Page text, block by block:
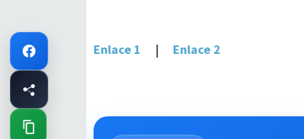
Enlace 1 | Enlace 2